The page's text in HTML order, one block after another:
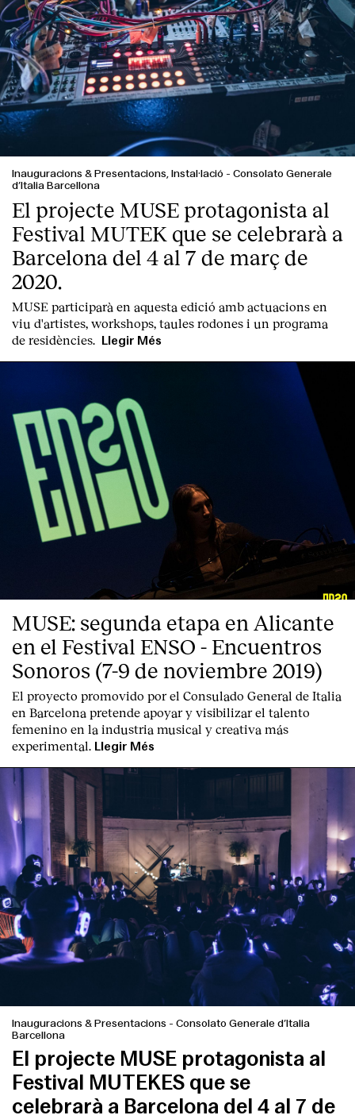
Contacte
Inauguracions & Presentacions, Instal·lació - Consolato Generale
d’Italia Barcellona
El projecte MUSE protagonista al
Festival MUTEK que se celebrarà a
Barcelona del 4 al 7 de març de
2020.
MUSE participarà en aquesta edició amb actuacions en
viu d'artistes, workshops, taules rodones i un programa
de residències.
Llegir Més
MUSE: segunda etapa en Alicante
en el Festival ENSO - Encuentros
Sonoros (7-9 de noviembre 2019)
El proyecto promovido por el Consulado General de Italia
en Barcelona pretende apoyar y visibilizar el talento
femenino en la industria musical y creativa más
experimental. Llegir Més
Inauguracions & Presentacions - Consolato Generale d’Italia
Barcellona
El projecte MUSE protagonista al
Festival MUTEKES que se
celebrarà a Barcelona del 4 al 7 de